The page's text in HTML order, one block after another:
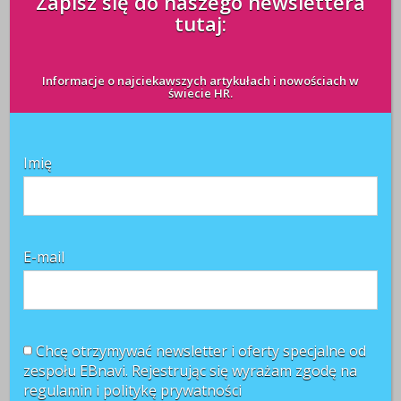
Najnowsze komentarze
zajęć językowych znaleziony!
PatrycjaoKonsekwencje zajęcia wynagrodzenia za
pracę przez komornika
tutaj:
Informacje o najciekawszych artykułach i nowościach w
świecie HR.
Imię
E-mail
Chcę otrzymywać newsletter i oferty specjalne od
zespołu EBnavi. Rejestrując się wyrażam zgodę na
regulamin i politykę prywatności